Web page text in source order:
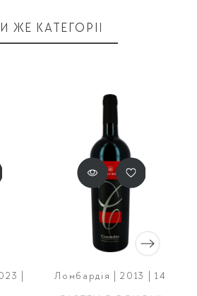
ЖЕ КАТЕГОРІЇ
|
Ломбардія | 2013 | 14